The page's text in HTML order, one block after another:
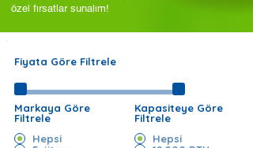
özel fırsatlar sunalım!
Fiyata Göre Filtrele
Markaya Göre
Filtrele
Hepsi
Kapasiteye Göre
Filtrele
Hepsi